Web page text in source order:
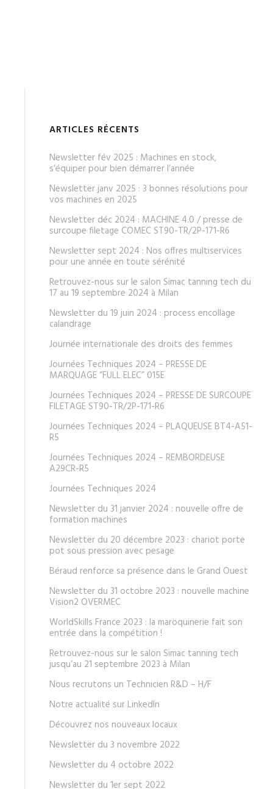
ARTICLES RÉCENTS
Newsletter fév 2025 : Machines en stock,
s’équiper pour bien démarrer l’année
Newsletter janv 2025 : 3 bonnes résolutions pour
vos machines en 2025
Newsletter déc 2024 : MACHINE 4.0 / presse de
surcoupe filetage COMEC ST90-TR/2P-171-R6
Newsletter sept 2024 : Nos offres multiservices
pour une année en toute sérénité
Retrouvez-nous sur le salon Simac tanning tech du
17 au 19 septembre 2024 à Milan
Newsletter du 19 juin 2024 : process encollage
calandrage
Journée internationale des droits des femmes
Journées Techniques 2024 – PRESSE DE
MARQUAGE “FULL ELEC” 015E
Journées Techniques 2024 – PRESSE DE SURCOUPE
FILETAGE ST90-TR/2P-171-R6
Journées Techniques 2024 – PLAQUEUSE BT4-A51-
R5
Journées Techniques 2024 – REMBORDEUSE
A29CR-R5
Journées Techniques 2024
Newsletter du 31 janvier 2024 : nouvelle offre de
formation machines
Newsletter du 20 décembre 2023 : chariot porte
pot sous pression avec pesage
Béraud renforce sa présence dans le Grand Ouest
Newsletter du 31 octobre 2023 : nouvelle machine
Vision2 OVERMEC
WorldSkills France 2023 : la maroquinerie fait son
entrée dans la compétition !
Retrouvez-nous sur le salon Simac tanning tech
jusqu’au 21 septembre 2023 à Milan
Nous recrutons un Technicien R&D – H/F
Notre actualité sur LinkedIn
Découvrez nos nouveaux locaux
Newsletter du 3 novembre 2022
Newsletter du 4 octobre 2022
Newsletter du 1er sept 2022